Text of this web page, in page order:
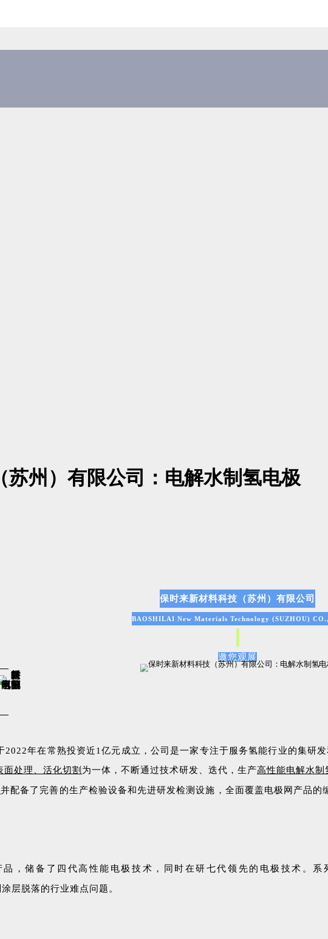
苏州）有限公司：电解水制氢电极
保时来新材料科技（苏州）有限公司
BAOSHILAI New Materials Technology (SUZHOU)
邀您观展
年在常熟投资近1亿元成立，公司是一家专注于服务氢能行业的集研
处理、活化切割 为一体，不断通过技术研发、迭代，生产高性能电解水制
并配备了完善的生产检验设备和先进研发检测设施，全面覆盖电极网产品
，储备了四代高性能电极技术，同时在研七代领先的电极技术。系
层脱落的行业难点问题。